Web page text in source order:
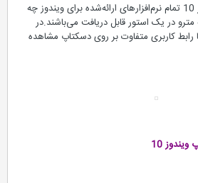
بعد از عرضه‌ی نهایی ویندوز 10 تمام نرم‌افزارهای ارائه‌شده برای ویندوز چه
در یک استور قابل دریافت می‌باشند.در
2 برنامه با رابط کاربری متفاوت بر روی دسکتاپ مشاهده
10